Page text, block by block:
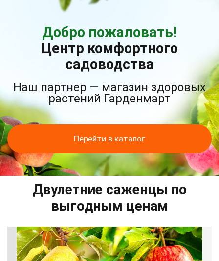
Добро пожаловать!
Центр комфортного
садоводства
Наш партнер — магазин здоровых
растений Гарденмарт
Перейти в каталог
Двулетние саженцы по
выгодным ценам